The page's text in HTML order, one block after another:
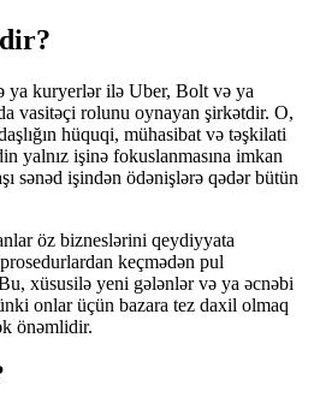
ya kuryerlər ilə Uber, Bolt və ya
vasitəçi rolunu oynayan şirkətdir. O,
hüquqi, mühasibat və təşkilati
yalnız işinə fokuslanmasına imkan
sənəd işindən ödənişlərə qədər bütün
öz bizneslərini qeydiyyata
keçmədən pul
xüsusilə yeni gələnlər və ya əcnəbi
onlar üçün bazara tez daxil olmaq
önəmlidir.